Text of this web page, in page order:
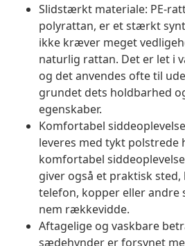
Slidstærkt materiale: PE-
polyrattan, er et stærkt
ikke kræver meget
naturlig rattan. Det er let i
og det anvendes ofte til
grundet dets holdbarhed
egenskaber.
Komfortabel
leveres med tykt polstrede
komfortabel
giver også et praktisk
telefon, kopper eller andre
nem rækkevidde.
Aftagelige og vaskbare
sædehynder er forsynet